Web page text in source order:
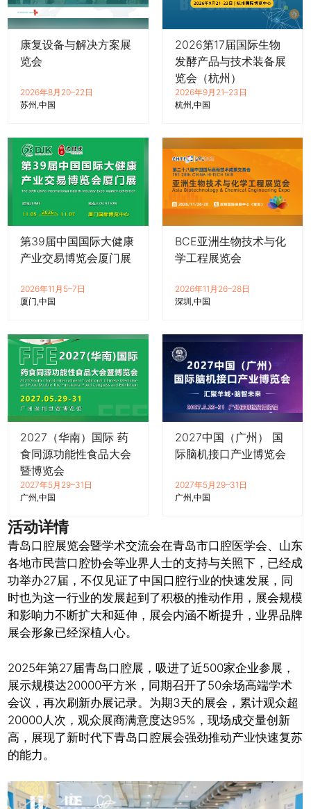
康复设备与解决方案展
览会
2026年8月20–22日
苏州 中国
2026第17届国际生物
发酵产品与技术装备展
览会（杭州）
2026年9月21–23日
杭州 中国
第39届中国国际大健康
产业交易博览会厦门展
2026年11月5–7日
厦门 中国
BCE亚洲生物技术与化
学工程展览会
2026年11月26–28日
深圳 中国
2027（华南）国际 药
食同源功能性食品大会
暨博览会
2027年5月29–31日
广州 中国
2027中国（广州） 国
际脑机接口产业博览会
2027年5月29–31日
广州 中国
活动详情
青岛口腔展览会暨学术交流会在青岛市口腔医学会、山东
各地市民营口腔协会等业界人士的支持与关照下，已经成
功举办27届，不仅见证了中国口腔行业的快速发展，同
时也为这一行业的发展起到了积极的推动作用，展会规模
和影响力不断扩大和延伸，展会内涵不断提升，业界品牌
展会形象已经深植人心。
2025年第27届青岛口腔展，吸进了近500家企业参展，
展示规模达20000平方米，同期召开了50余场高端学术
会议，再次刷新办展记录。为期3天的展会，累计观众超
20000人次，观众展商满意度达95%，现场成交量创新
高，展现了新时代下青岛口腔展会强劲推动产业快速复苏
的能力。